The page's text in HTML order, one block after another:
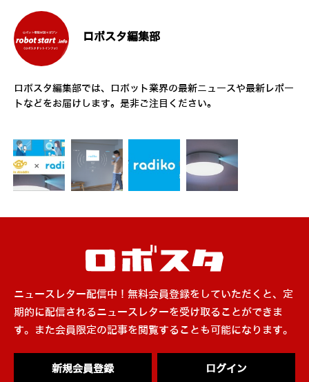
ロボスタ編集部
ロボスタ編集部では、ロボット業界の最新ニュースや最新レポー
トなどをお届けします。是非ご注目ください。
ニュースレター配信中！無料会員登録をしていただくと、定
期的に配信されるニュースレターを受け取ることができま
す。また会員限定の記事を閲覧することも可能になります。
新規会員登録 ログイン